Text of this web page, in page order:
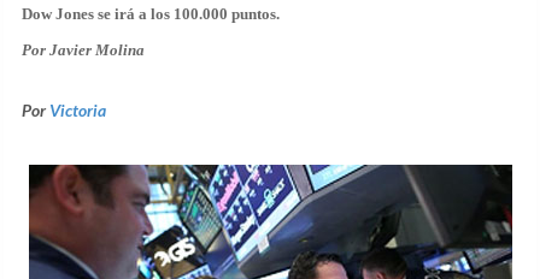
Dow Jones se irá a los 100.000 puntos.
Por Javier Molina
PorVictoria